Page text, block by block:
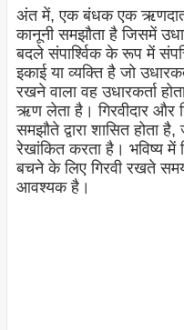
अंत में, एक बंधक एक
कानूनी समझौता है जिसमें
बदले संपार्श्विक के रूप में
इकाई या व्यक्ति है जो
रखने वाला वह उधारकर्ता
ऋण लेता है। गिरवीदार और
समझौते द्वारा शासित होता है,
रेखांकित करता है। भविष्य में
बचने के लिए गिरवी रखते
आवश्यक है।